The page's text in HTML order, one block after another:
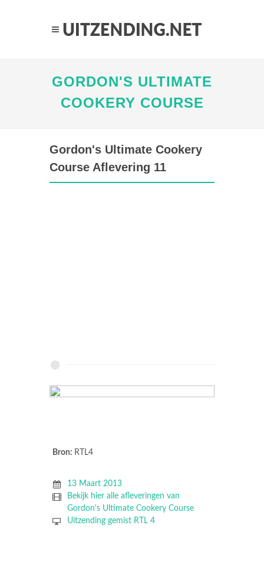
GORDON'S ULTIMATE
COOKERY COURSE
Gordon's Ultimate Cookery
Course Aflevering 11
Bron: RTL4
13 Maart 2013
Bekijk hier alle afleveringen van
Gordon's Ultimate Cookery Course
Uitzending gemist RTL 4